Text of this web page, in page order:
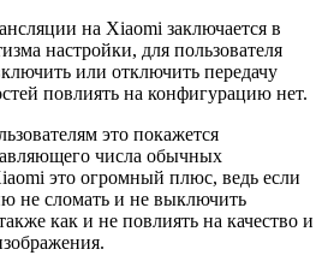
на Xiaomi заключается в
настройки, для пользователя
или отключить передачу
повлиять на конфигурацию нет.
это покажется
числа обычных
это огромный плюс, ведь если
не сломать и не выключить
как и не повлиять на качество и